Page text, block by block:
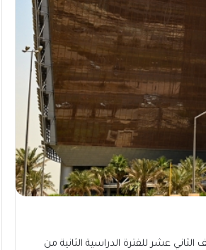
عشر للفترة الدراسية الثانية من